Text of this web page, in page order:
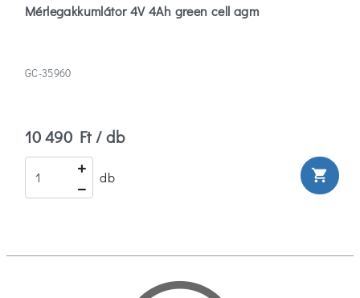
Mérlegakkumlátor 4V 4Ah green cell agm
GC-35960
10 490 Ft / db
db shopping_cart